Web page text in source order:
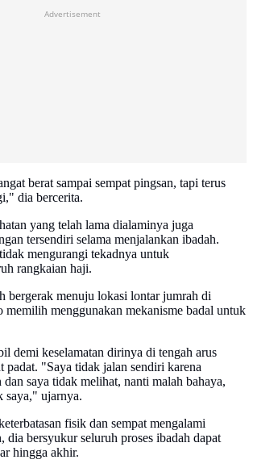
Advertisement
berat sampai sempat pingsan, tapi terus
dia bercerita.
yang telah lama dialaminya juga
tersendiri selama menjalankan ibadah.
mengurangi tekadnya untuk
rangkaian haji.
bergerak menuju lokasi lontar jumrah di
memilih menggunakan mekanisme badal untuk
demi keselamatan dirinya di tengah arus
padat. "Saya tidak jalan sendiri karena
dan saya tidak melihat, nanti malah bahaya,
saya," ujarnya.
fisik dan sempat mengalami
dia bersyukur seluruh proses ibadah dapat
hingga akhir.